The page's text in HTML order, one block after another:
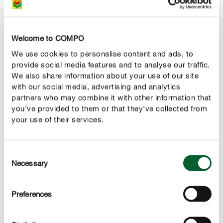
Welcome to COMPO
We use cookies to personalise content and ads, to
provide social media features and to analyse our traffic.
We also share information about your use of our site
with our social media, advertising and analytics
partners who may combine it with other information that
you’ve provided to them or that they’ve collected from
your use of their services.
Selection
Necessary
Preferences
Uma medida de longo prazo que vai recompensar em
melhor o calor. Se gostar do estilo clássico, opte por
também as margaridas-do-cabo ou a flor-canhota